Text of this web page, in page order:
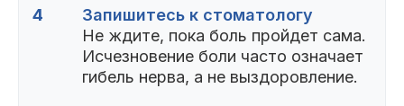
4
Запишитесь к стоматологу
Не ждите, пока боль пройдет сама.
Исчезновение боли часто означает
гибель нерва, а не выздоровление.